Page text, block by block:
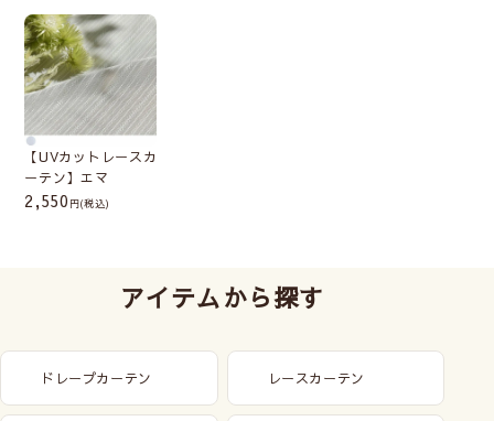
【UVカットレースカ
ーテン】エマ
2,550 (税込)
アイテムから探す
ドレープカーテン レースカーテン